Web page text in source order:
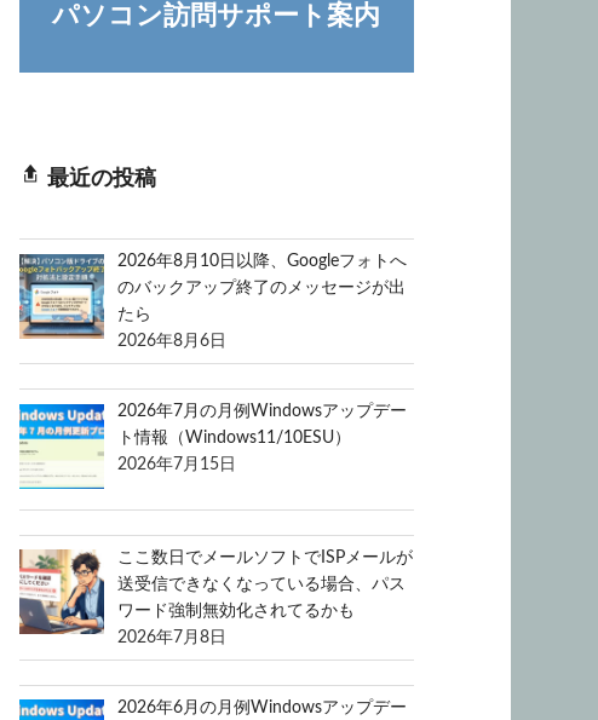
パソコン訪問サポート案内
最近の投稿
2026年8月10日以降、Googleフォトへ
のバックアップ終了のメッセージが出
たら
2026年8月6日
2026年7月の月例Windowsアップデー
ト情報（Windows11/10ESU）
2026年7月15日
ここ数日でメールソフトでISPメールが
送受信できなくなっている場合、パス
ワード強制無効化されてるかも
2026年7月8日
2026年6月の月例Windowsアップデー